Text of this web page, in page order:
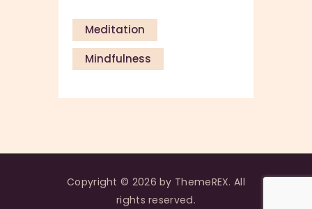
Meditation
Mindfulness
Copyright © 2026 by ThemeREX. All
rights reserved.